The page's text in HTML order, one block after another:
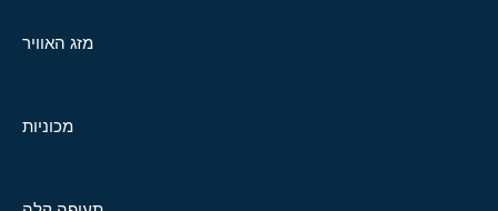
מזג האוויר
מכוניות